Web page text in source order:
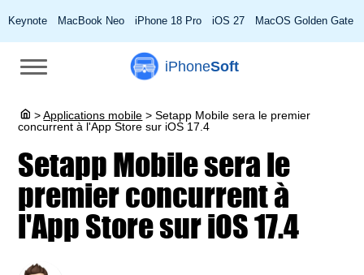
Keynote MacBook Neo iPhone 18 Pro iOS 27 MacOS Golden Gate
iPhoneSoft
> Applications mobile > Setapp Mobile sera le premier
concurrent à l'App Store sur iOS 17.4
Setapp Mobile sera le
premier concurrent à
l'App Store sur iOS 17.4